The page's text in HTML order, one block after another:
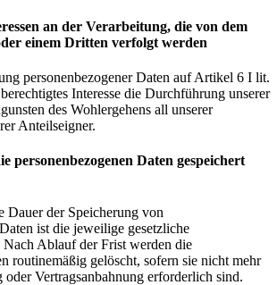
an der Verarbeitung, die von dem
einem Dritten verfolgt werden
personenbezogener Daten auf Artikel 6 I lit.
Interesse die Durchführung unserer
des Wohlergehens all unserer
Anteilseigner.
personenbezogenen Daten gespeichert
der Speicherung von
ist die jeweilige gesetzliche
Ablauf der Frist werden die
routinemäßig gelöscht, sofern sie nicht mehr
Vertragsanbahnung erforderlich sind.